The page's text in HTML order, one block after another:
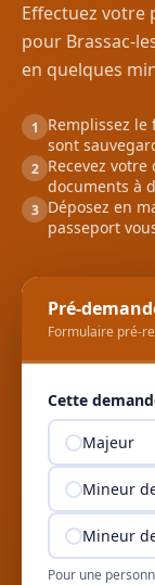
Effectuez votre
pour Brassac-
en quelques
1
Remplissez
sont
2 Recevez
documents à
3 Déposez en
passeport
Pré-
Formulaire pré-
Cette
Majeur
Mineur
Mineur
Pour une